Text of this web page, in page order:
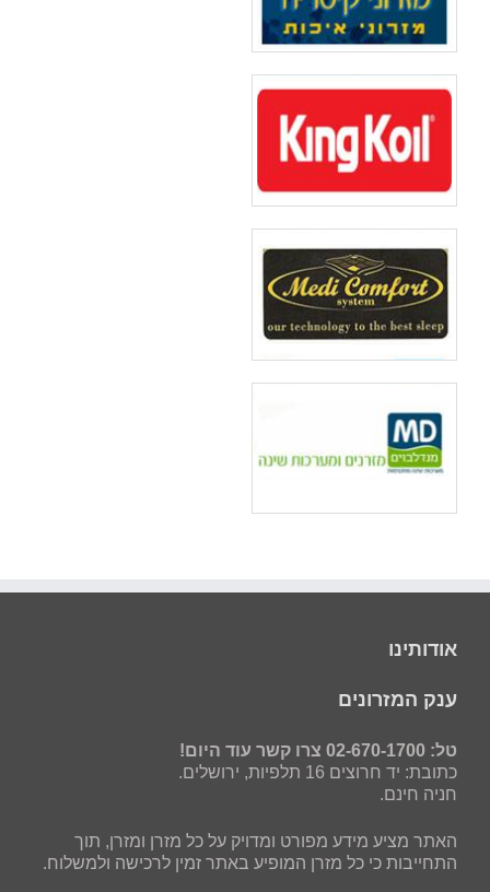
אודותינו
ענק המזרונים
טל: 02-670-1700 צרו קשר עוד היום!
כתובת: יד חרוצים 16 תלפיות, ירושלים.
חניה חינם.
האתר מציע מידע מפורט ומדויק על כל מזרן ומזרן, תוך
התחייבות כי כל מזרן המופיע באתר זמין לרכישה ולמשלוח.